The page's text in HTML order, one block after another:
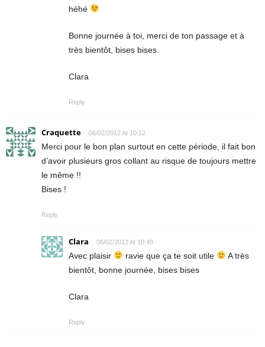
héhé
Bonne journée à toi, merci de ton passage et à
très bientôt, bises bises.
Clara
Reply
Craquette 06/02/2012 At 10:12
Merci pour le bon plan surtout en cette période, il fait bon
d’avoir plusieurs gros collant au risque de toujours mettre
le même !!
Bises !
Reply
Clara 06/02/2012 At 10:48
Avec plaisir ravie que ça te soit utile
A très
bientôt, bonne journée, bises bises
Clara
Reply